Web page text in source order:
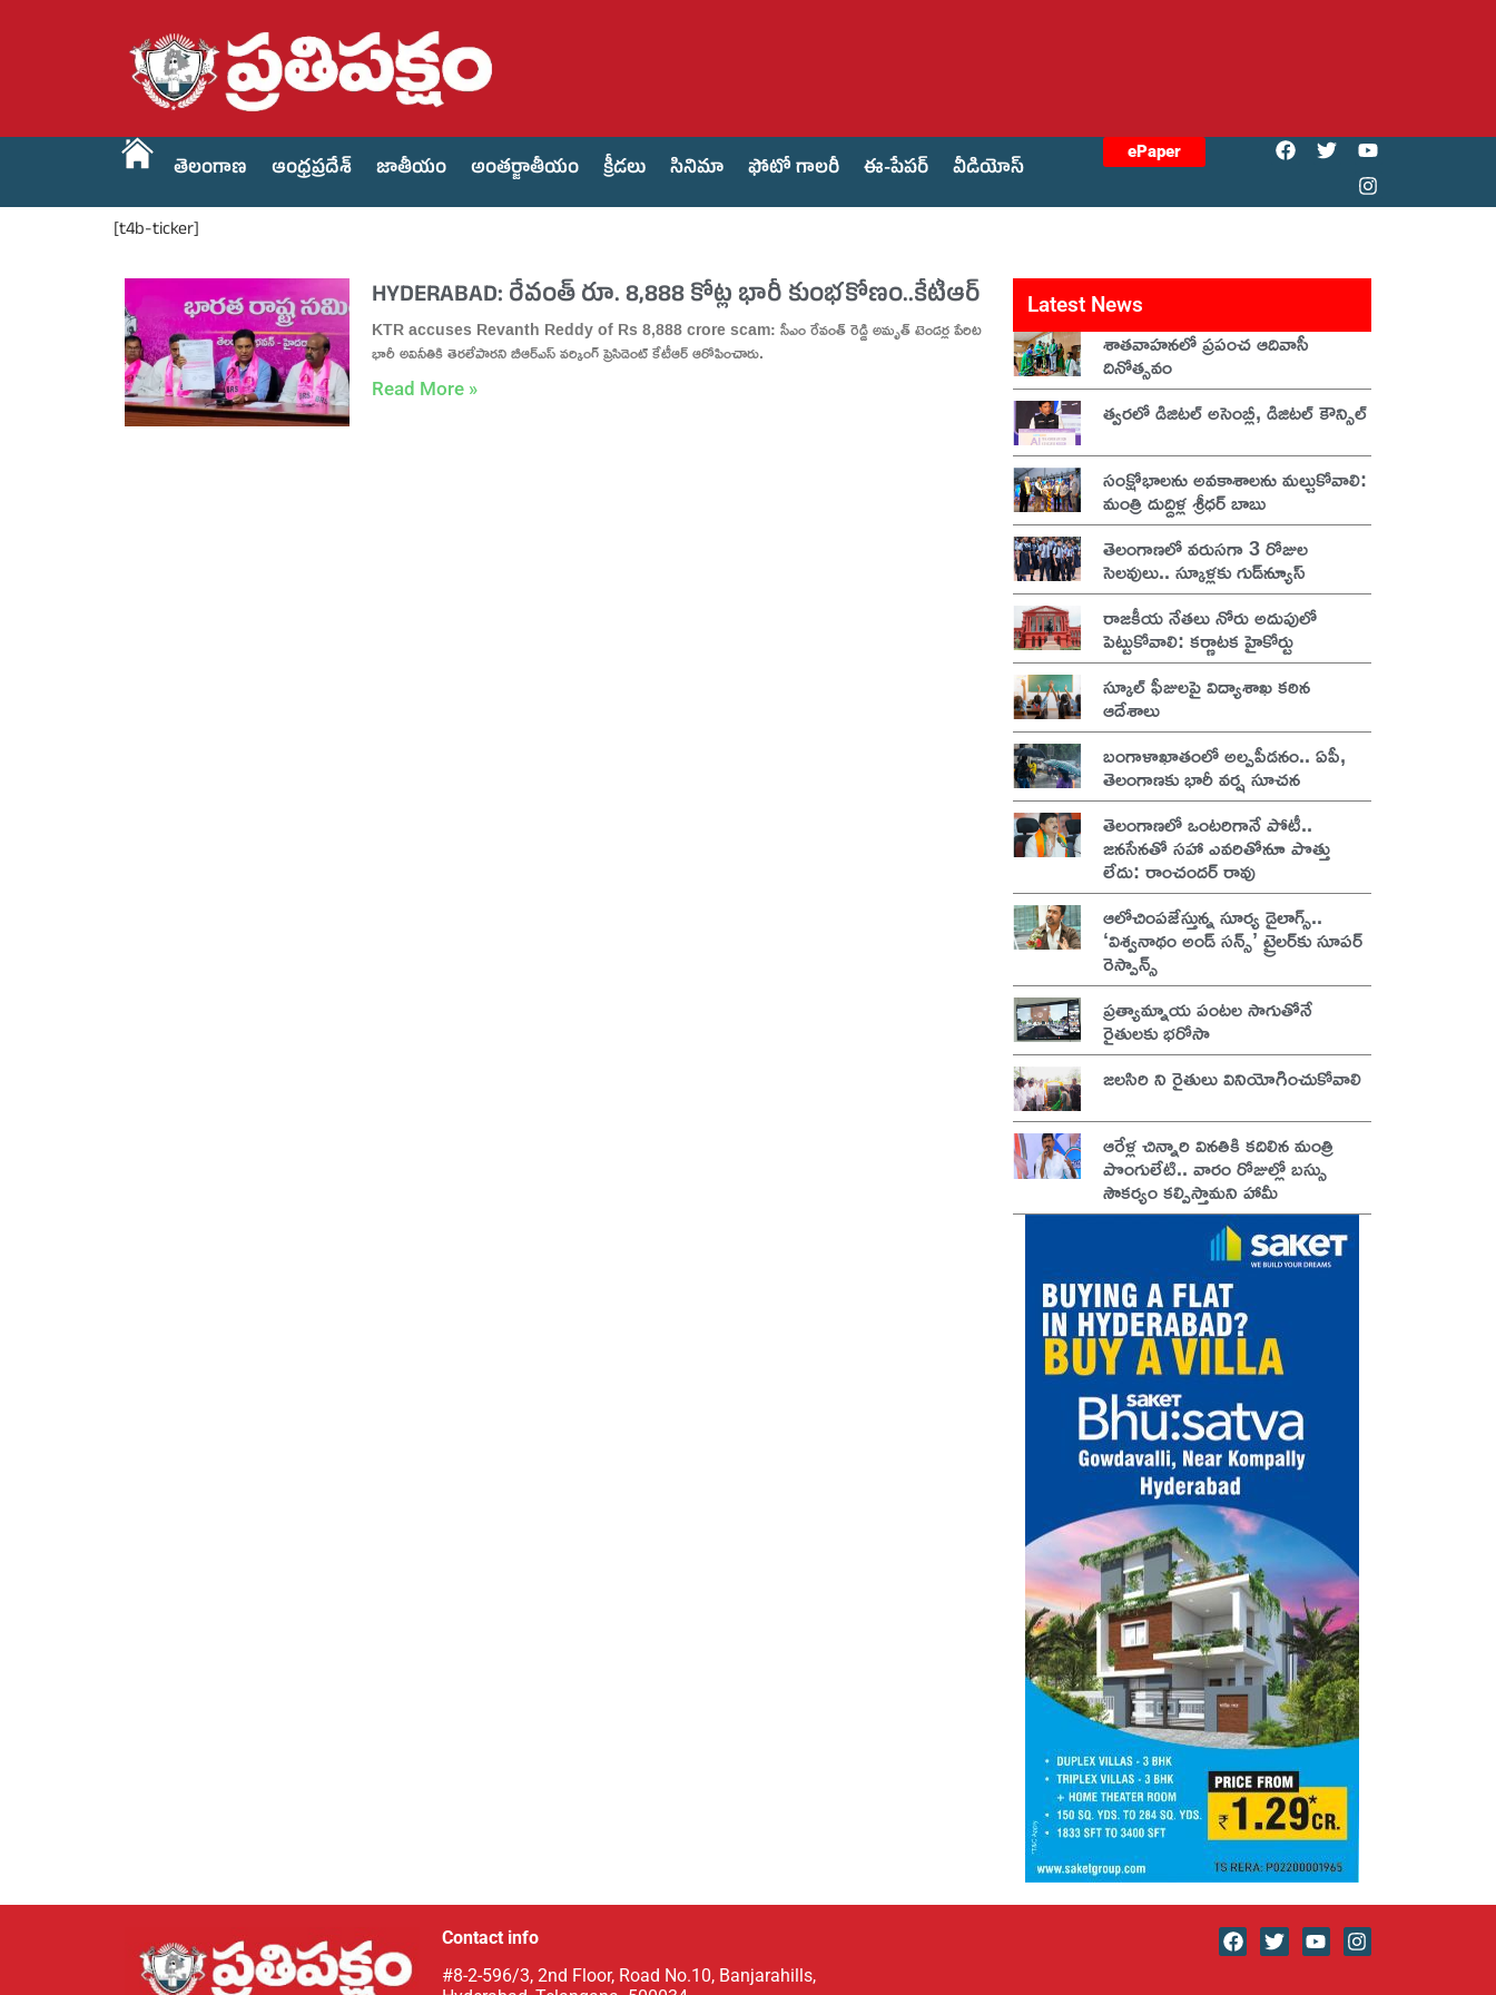
తెలంగాణ ఆంధ్రప్రదేశ్ జాతీయం అంతర్జాతీయం క్రీడలు సినిమా ఫోటో గాలరీ ఈ-పేపర్ వీడియోస్
ePaper
[t4b-ticker]
HYDERABAD: రేవంత్ రూ. 8,888 కోట్ల భారీ కుంభకోణం..కేటీఆర్
KTR accuses Revanth Reddy of Rs 8,888 crore scam: సీఎం రేవంత్ రెడ్డి అమృత్ టెండర్ల పేరిట
భారీ అవినీతికి తెరలేపారని బీఆర్ఎస్ వర్కింగ్ ప్రెసిడెంట్ కేటీఆర్ ఆరోపించారు.
Read More »
Latest News
శాతవాహనలో ప్రపంచ ఆదివాసీ
దినోత్సవం
త్వరలో డిజిటల్ అసెంబ్లీ, డిజిటల్ కౌన్సిల్
సంక్షోభాలను అవకాశాలను మల్చుకోవాలి:
మంత్రి దుద్దిళ్ల శ్రీధర్ బాబు
తెలంగాణలో వరుసగా 3 రోజుల
సెలవులు.. స్కూళ్లకు గుడ్‌న్యూస్
రాజకీయ నేతలు నోరు అదుపులో
పెట్టుకోవాలి: కర్ణాటక హైకోర్టు
స్కూల్ ఫీజులపై విద్యాశాఖ కఠిన
ఆదేశాలు
బంగాళాఖాతంలో అల్పపీడనం.. ఏపీ,
తెలంగాణకు భారీ వర్ష సూచన
తెలంగాణలో ఒంటరిగానే పోటీ..
జనసేనతో సహా ఎవరితోనూ పొత్తు
లేదు: రాంచందర్ రావు
ఆలోచింపజేస్తున్న సూర్య డైలాగ్స్..
‘విశ్వనాథం అండ్ సన్స్’ ట్రైలర్‌కు సూపర్
రెస్పాన్స్
ప్రత్యామ్నాయ పంటల సాగుతోనే
రైతులకు భరోసా
జలసిరి ని రైతులు వినియోగించుకోవాలి
ఆరేళ్ల చిన్నారి వినతికి కదిలిన మంత్రి
పొంగులేటి.. వారం రోజుల్లో బస్సు
సౌకర్యం కల్పిస్తామని హామీ
Contact info
#8-2-596/3, 2nd Floor, Road No.10, Banjarahills,